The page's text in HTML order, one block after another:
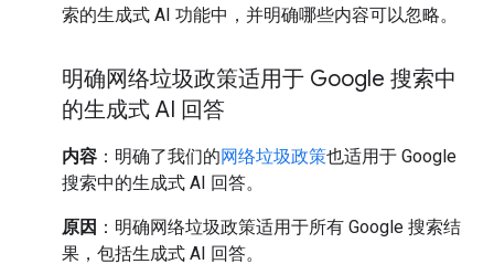
索的生成式 AI 功能中，并明确哪些内容可以忽略。
明确网络垃圾政策适用于 Google 搜索中
的生成式 AI 回答
内容 ：明确了我们的网络垃圾政策也适用于 Google
搜索中的生成式 AI 回答。
原因 ：明确网络垃圾政策适用于所有 Google 搜索结
果，包括生成式 AI 回答。